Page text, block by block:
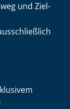
und Ziel­